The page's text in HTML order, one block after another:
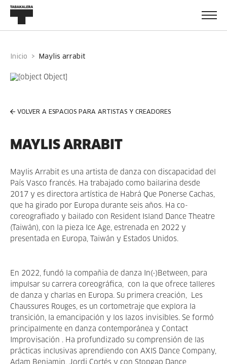
Inicio maylis arrabit
VOLVER A ESPACIOS PARA ARTISTAS Y CREADORES
MAYLIS ARRABIT
Maylis Arrabit es una artista de danza con discapacidad del
País Vasco francés. Ha trabajado como bailarina desde
2017 y es directora artística de Habrá Que Ponerse Cachas,
que ha girado por Europa durante seis años. Ha co-
coreografiado y bailado con Resident Island Dance Theatre
(Taiwán), con la pieza Ice Age, estrenada en 2022 y
presentada en Europa, Taiwán y Estados Unidos.
En 2022, fundó la compañia de danza In(-)Between, para
impulsar su carrera coreográfica, con la que ofrece talleres
de danza y charlas en Europa. Su primera creación, Les
Chaussures Rouges, es un cortometraje que explora la
transición, la emancipación y los lazos invisibles. Se formó
principalmente en danza contemporánea y Contact
Improvisación . Ha profundizado su comprensión de las
prácticas inclusivas aprendiendo con AXIS Dance Company,
Adam Benjamin, Jordi Cortés y con Stopgap Dance